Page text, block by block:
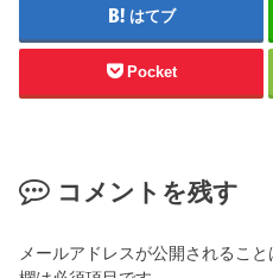
はてブ
Pocket
コメントを残す
メールアドレスが公開されること